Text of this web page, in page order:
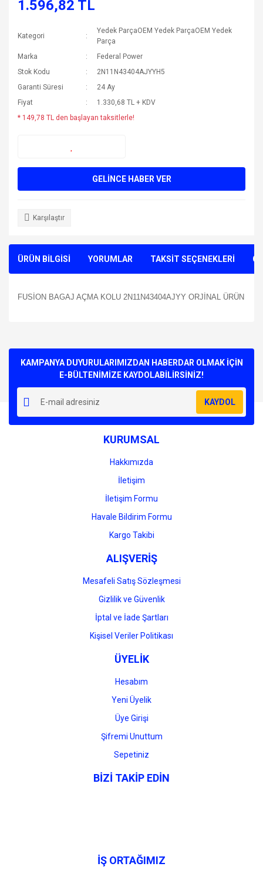
1.596,82 TL
Kategori
Yedek ParçaOEM Yedek ParçaOEM Yedek
Parça
Marka
Federal Power
Stok Kodu
2N11N43404AJYYH5
Garanti Süresi
24 Ay
Fiyat
1.330,68 TL + KDV
* 149,78 TL den başlayan taksitlerle!
GELİNCE HABER VER
Karşılaştır
ÜRÜN BİLGİSİ YORUMLAR TAKSİT SEÇENEKLERİ
FUSİON BAGAJ AÇMA KOLU 2N11N43404AJYY ORJİNAL ÜRÜN
Yorum Yaz
kullanarak tarafımıza iletebilirsiniz.
Görüş ve önerileriniz için teşekkür ederiz.
Ürün resmi kalitesiz, bozuk veya görüntülenemiyor.
Ürün açıklamasında eksik bilgiler bulunuyor.
Ürün bilgilerinde hatalar bulunuyor.
Ürün fiyatı diğer sitelerden daha pahalı.
Gönder
KAMPANYA DUYURULARIMIZDAN HABERDAR OLMAK İÇİN
E-BÜLTENİMİZE KAYDOLABİLİRSİNİZ!
KAYDOL
KURUMSAL
Hakkımızda
İletişim
İletişim Formu
Havale Bildirim Formu
Kargo Takibi
ALIŞVERİŞ
Mesafeli Satış Sözleşmesi
Gizlilik ve Güvenlik
İptal ve İade Şartları
Kişisel Veriler Politikası
ÜYELİK
Hesabım
Yeni Üyelik
Üye Girişi
Şifremi Unuttum
Sepetiniz
BİZİ TAKİP EDİN
İŞ ORTAĞIMIZ